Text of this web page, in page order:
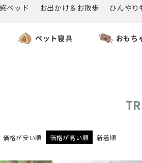
ベッド お出かけ＆お散歩 ひんやり
ペット寝具 おもち
価格が安い順 価格が高い順 新着順